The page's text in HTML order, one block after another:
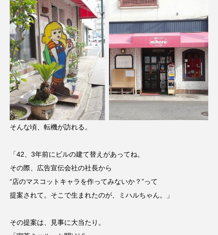
そんな頃、転機が訪れる。
「42、3年前にビルの建て替えがあってね。
その際、広告宣伝会社の社長から
“店のマスコットキャラを作ってみないか？”って
提案されて。そこで生まれたのが、ミハルちゃん。」
その提案は、見事に大当たり。